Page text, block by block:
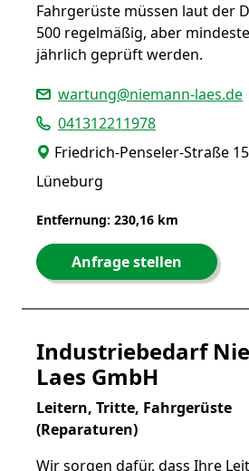
Fahrgerüste müssen laut der
500 regelmäßig, aber
jährlich geprüft werden.
wartung@niemann-laes.de
041312211978
Friedrich-Penseler-Straße
Lüneburg
Entfernung: 230,16 km
Anfrage stellen
Industriebedarf
Laes GmbH
Leitern, Tritte, Fahrgerüste
(Reparaturen)
Wir sorgen dafür, dass Ihre